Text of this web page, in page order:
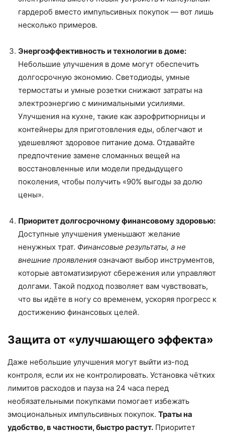
гардероб вместо импульсивных покупок — вот лишь
несколько примеров.
Энергоэффективность и технологии в доме:
Небольшие улучшения в доме могут обеспечить
долгосрочную экономию. Светодиоды, умные
термостаты и умные розетки снижают затраты на
электроэнергию с минимальными усилиями.
Улучшения на кухне, такие как аэрофритюрницы и
контейнеры для приготовления еды, облегчают и
удешевляют здоровое питание дома. Отдавайте
предпочтение замене сломанных вещей на
восстановленные или модели предыдущего
поколения, чтобы получить «90% выгоды за долю
цены».
Приоритет долгосрочному финансовому здоровью:
Доступные улучшения уменьшают желание
ненужных трат. Финансовые результаты, а не
внешние проявления означают выбор инструментов,
которые автоматизируют сбережения или управляют
долгами. Такой подход позволяет вам чувствовать,
что вы идёте в ногу со временем, ускоряя прогресс к
достижению финансовых целей.
Защита от «улучшающего эффекта»
Даже небольшие улучшения могут выйти из-под
контроля, если их не контролировать. Установка чётких
лимитов расходов и пауза на 24 часа перед
необязательными покупками помогает избежать
эмоциональных импульсивных покупок. Траты на
удобство, в частности, быстро растут. Приоритет